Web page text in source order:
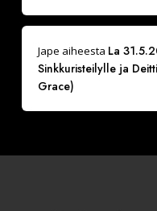
Jape aiheesta La
Sinkkuristeilylle ja
Grace)